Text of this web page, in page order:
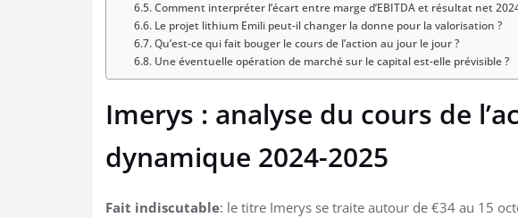
Comment interpréter l’écart entre marge d’EBITDA et résultat net
Le projet lithium Emili peut-il changer la donne pour la valorisation ?
Qu’est-ce qui fait bouger le cours de l’action au jour le jour ?
Une éventuelle opération de marché sur le capital est-elle prévisible ?
Imerys : analyse du cours de
dynamique 2024-2025
Fait indiscutable: le titre Imerys se traite autour de €34 au 15